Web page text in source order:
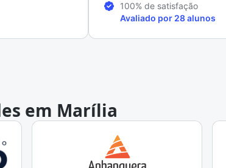
100% de satisfação
Avaliado por 28 alunos
em Marília